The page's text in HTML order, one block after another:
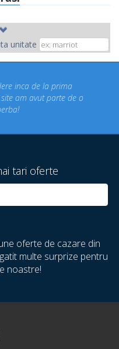
unitate
o
Concediul
un
tari oferte
oferte de cazare din
multe surprize pentru
noastre!